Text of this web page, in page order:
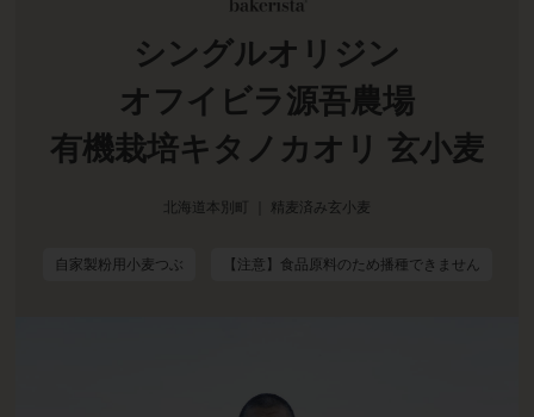
シングルオリジン
オフイビラ源吾農場
有機栽培キタノカオリ 玄小麦
北海道本別町 ｜ 精麦済み玄小麦
自家製粉用小麦つぶ 【注意】食品原料のため播種できません